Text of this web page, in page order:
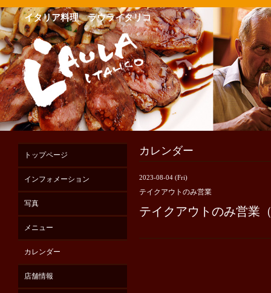
イタリア料理 ラウライタリコ
カレンダー
2023-08-04 (Fri)
テイクアウトのみ営業
テイクアウトのみ営業
トップページ
インフォメーション
写真
メニュー
カレンダー
店舗情報